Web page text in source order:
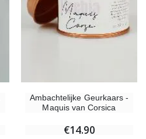
Ambachtelijke Geurkaars -
Maquis van Corsica
€14.90